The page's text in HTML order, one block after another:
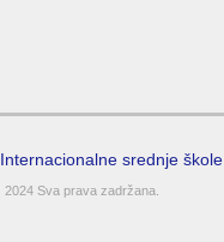
Internacionalne srednje škole
2024 Sva prava zadržana.